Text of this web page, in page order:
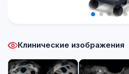
Клинические изображения